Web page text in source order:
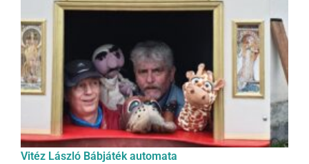
Vitéz László Bábjáték automata